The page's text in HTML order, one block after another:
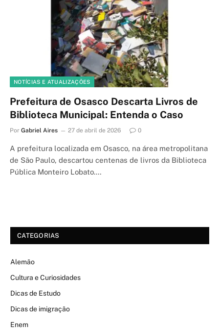
NOTÍCIAS E ATUALIZAÇÕES
Prefeitura de Osasco Descarta Livros de
Biblioteca Municipal: Entenda o Caso
Por Gabriel Aires 27 de abril de 2026 0
A prefeitura localizada em Osasco, na área metropolitana
de São Paulo, descartou centenas de livros da Biblioteca
Pública Monteiro Lobato.…
CATEGORIAS
Alemão
Cultura e Curiosidades
Dicas de Estudo
Dicas de imigração
Enem